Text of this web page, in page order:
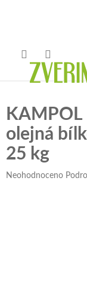
olejná
25 kg
Průměrné
Neohodnoceno